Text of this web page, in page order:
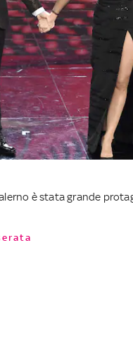
è stata grande